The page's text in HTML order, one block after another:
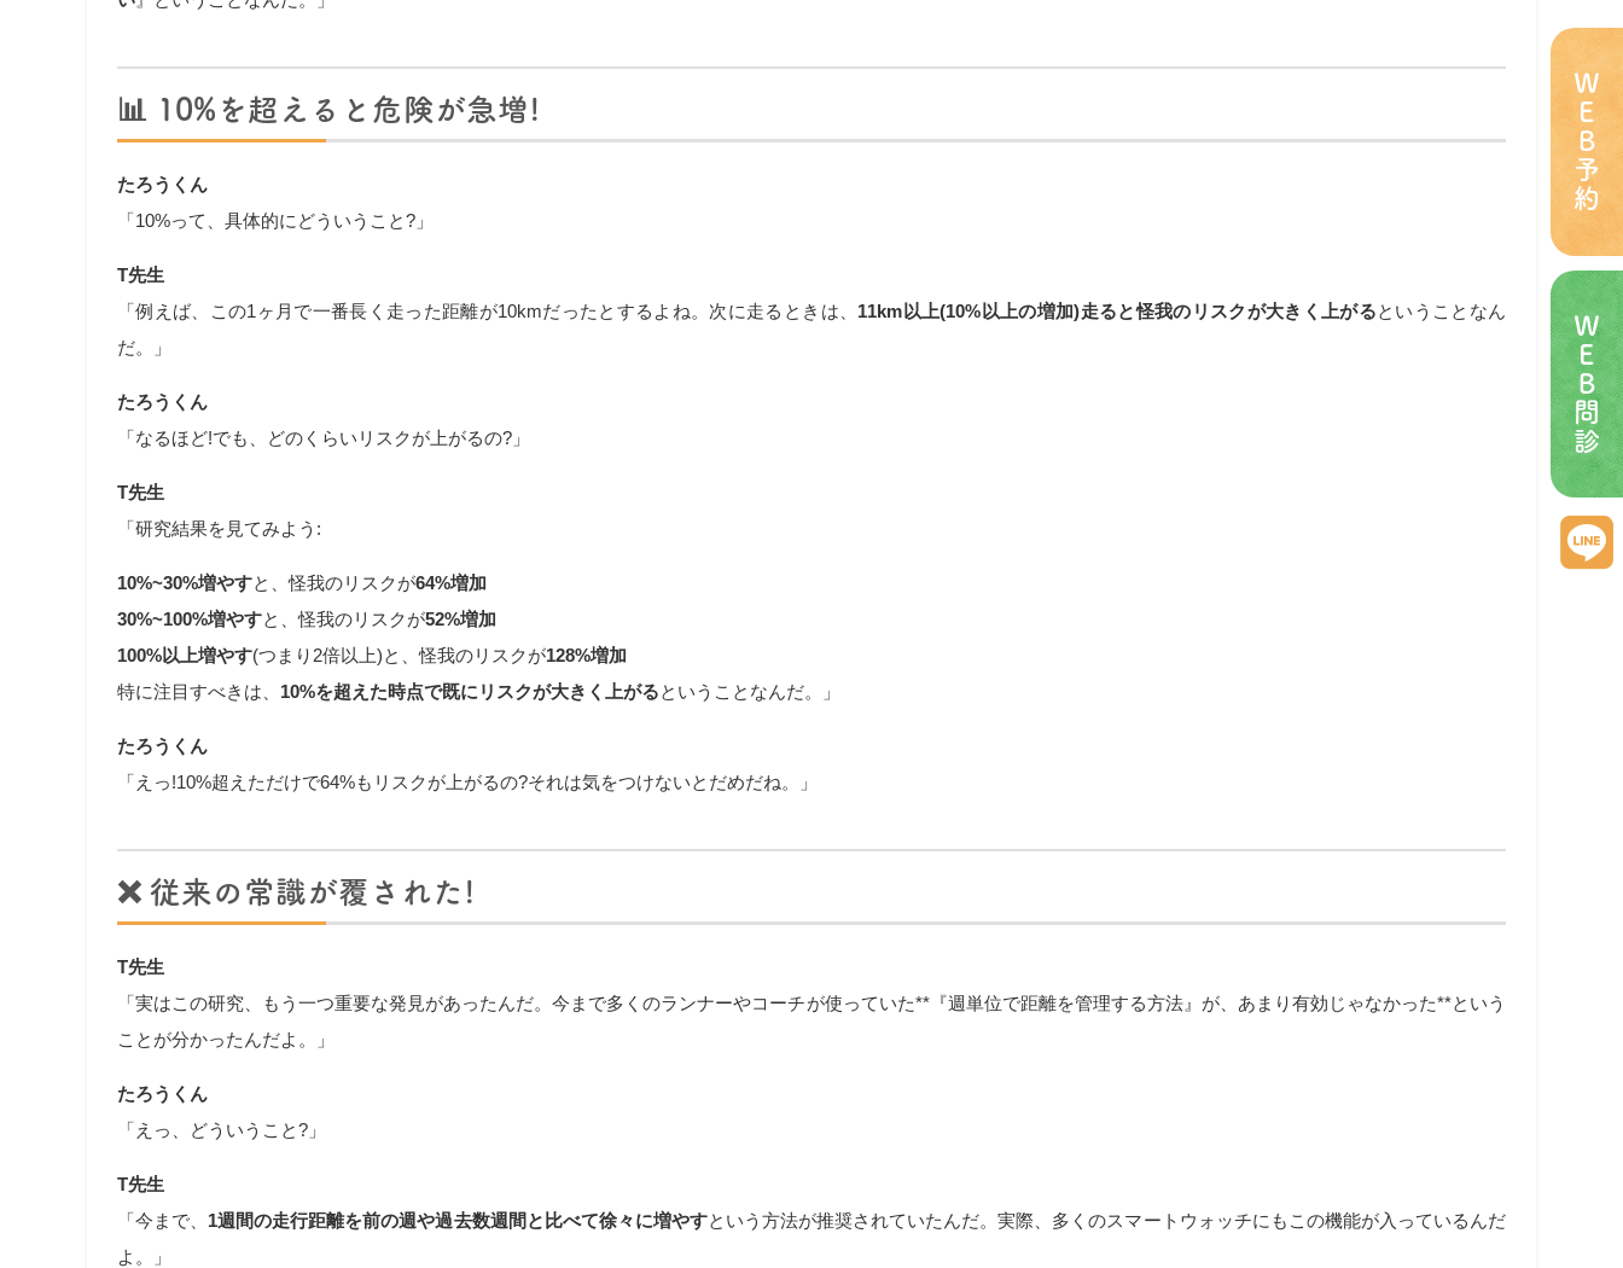
ＷＥＢ予約
ＷＥＢ問診
📊 10%を超えると危険が急増!
たろうくん
「10%って、具体的にどういうこと?」
T先生
「例えば、この1ヶ月で一番長く走った距離が10kmだったとするよね。次に走るときは、 11km以上(10%以上の増加)走ると怪我のリスクが大きく上がるということなん
だ。」
たろうくん
「なるほど!でも、どのくらいリスクが上がるの?」
T先生
「研究結果を見てみよう:
10%~30%増やすと、怪我のリスクが64%増加
30%~100%増やすと、怪我のリスクが52%増加
100%以上増やす(つまり2倍以上)と、怪我のリスクが128%増加
特に注目すべきは、 10%を超えた時点で既にリスクが大きく上がるということなんだ。」
たろうくん
「えっ!10%超えただけで64%もリスクが上がるの?それは気をつけないとだめだね。」
❌ 従来の常識が覆された!
T先生
「実はこの研究、もう一つ重要な発見があったんだ。今まで多くのランナーやコーチが使っていた**『週単位で距離を管理する方法』が、あまり有効じゃなかった**という
ことが分かったんだよ。」
たろうくん
「えっ、どういうこと?」
T先生
「今まで、 1週間の走行距離を前の週や過去数週間と比べて徐々に増やすという方法が推奨されていたんだ。実際、多くのスマートウォッチにもこの機能が入っているんだ
よ。」